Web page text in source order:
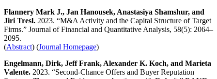
Flannery Mark J., Jan Hanousek, Anastasiya Shamshur, and
Jiri Tresl. 2023. “M&A Activity and the Capital Structure of Target
Firms.” Journal of Financial and Quantitative Analysis, 58(5): 2064–
2095.
(Abstract) (Journal Homepage)
Engelmann, Dirk, Jeff Frank, Alexander K. Koch, and Marieta
Valente. 2023. “Second-Chance Offers and Buyer Reputation